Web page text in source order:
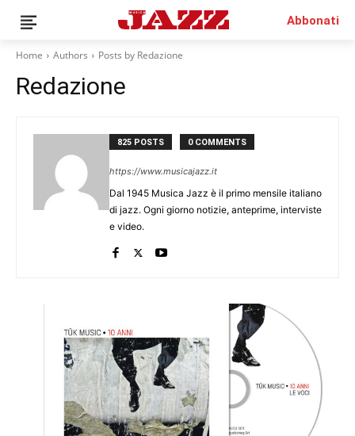
SE SEI GIÀ ABBONATO ACCEDI CON LA TUA USER E
Abbonati
Home Authors Posts by Redazione
Redazione
825 POSTS 0 COMMENTS
https://www.musicajazz.it
Dal 1945 Musica Jazz è il primo mensile italiano
di jazz. Ogni giorno notizie, anteprime, interviste
e video.